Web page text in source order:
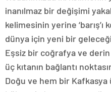
inanılmaz bir değişimi
kelimesinin yerine
dünya için yeni bir
Eşsiz bir coğrafya ve
üç kıtanın bağlantı
Doğu ve hem bir